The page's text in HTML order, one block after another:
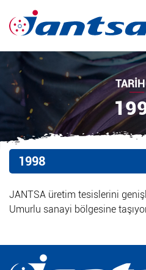
1998
JANTSA üretim tesislerini
Umurlu sanayi bölgesine